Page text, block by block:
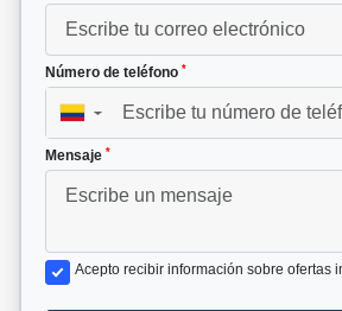
Número de teléfono *
▼
Mensaje *
Acepto recibir información sobre ofertas